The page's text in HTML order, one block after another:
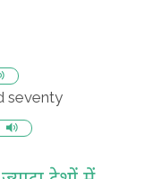
seventy